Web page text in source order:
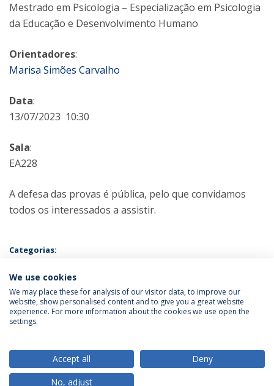
Mestrado em Psicologia – Especialização em Psicologia
da Educação e Desenvolvimento Humano
Orientadores:
Marisa Simões Carvalho
Data:
13/07/2023 10:30
Sala:
EA228
A defesa das provas é pública, pelo que convidamos
todos os interessados a assistir.
Categorias:
e Desenvolvimento Humano
Política de Privacidade
Termos & Condições
We use cookies
We may place these for analysis of our visitor data, to improve our
website, show personalised content and to give you a great website
experience. For more information about the cookies we use open the
settings.
Accept all
Deny
No, adjust